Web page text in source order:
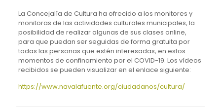
La Concejalía de Cultura ha ofrecido a los monitores y
monitoras de las actividades culturales municipales, la
posibilidad de realizar algunas de sus clases online,
para que puedan ser seguidas de forma gratuita por
todas las personas que estén interesadas, en estos
momentos de confinamiento por el COVID-19. Los vídeos
recibidos se pueden visualizar en el enlace siguiente:
https://www.navalafuente.org/ciudadanos/cultura/